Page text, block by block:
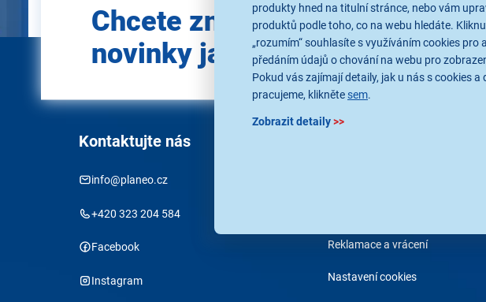
produkty hned na titulní stránce, nebo vám
produktů podle toho, co na webu hledáte.
„rozumím“ souhlasíte s využíváním cookies pro
předáním údajů o chování na webu pro
Pokud vás zajímají detaily, jak u nás s cookies a
pracujeme, klikněte sem.
Zobrazit detaily>>
e-mail
Chcete znát všechny
novinky jako první?
Rádi bychom
akce a
váš e-mail a je
Kontaktujte nás
info@planeo.cz
+420 323 204 584
Facebook
Instagram
Reklamace a vrácení
Nastavení cookies